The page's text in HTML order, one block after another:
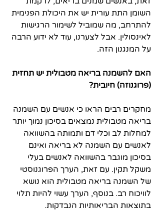
השומן התת עורית יש את היכולת הפנימית
להתרחב, מה שמוביל לשימור הרגישות
לאינסולין. אבל לצערנו, עוד לא ידוע הרבה
על המנגנון הזה.
האם להשמנה בריאה מטבולית יש תחזית
(פרוגנוזה) חיובית?
מחקרים רבים הראו כי אנשים עם השמנה
בריאה מטבולית נמצאים בסיכון נמוך יותר
למחלות לב וכלי דם ותמותה בהשוואה
לאנשים עם השמנה לא בריאה ואינם
בסיכון מוגבר בהשוואה לאנשים בעלי
משקל תקין. עם זאת, הערך הפרוגנוסטי
של השמנה בריאה מטבולית הוא נושא
לוויכוח רב. בנוסף, הערך עשוי להיות תלוי
בתוצאות הבריאותיות הנבדקות.